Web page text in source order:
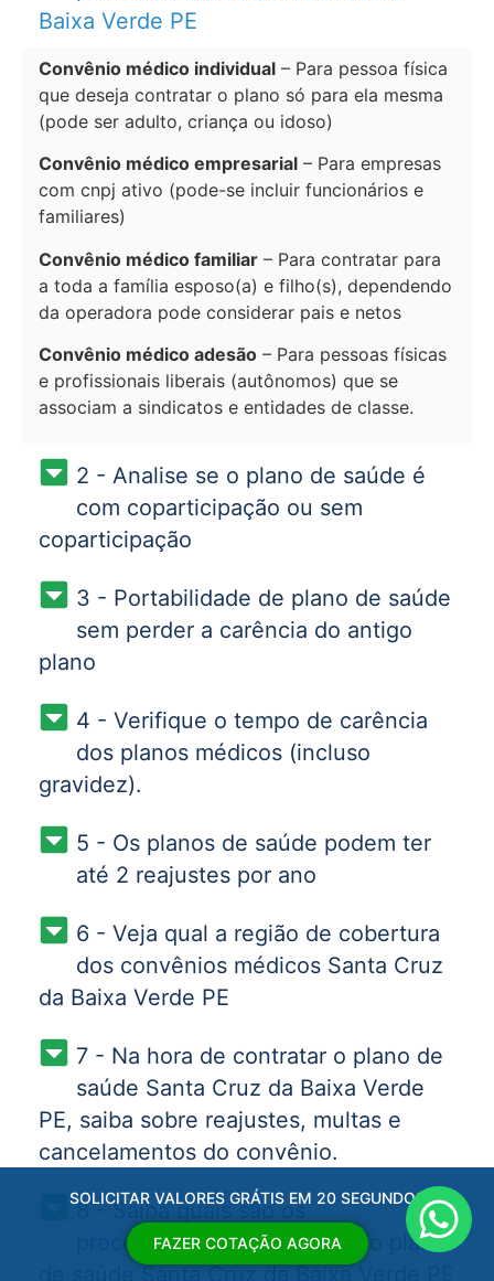
Baixa Verde PE
Convênio médico individual – Para pessoa física
que deseja contratar o plano só para ela mesma
(pode ser adulto, criança ou idoso)
Convênio médico empresarial – Para empresas
com cnpj ativo (pode-se incluir funcionários e
familiares)
Convênio médico familiar – Para contratar para
a toda a família esposo(a) e filho(s), dependendo
da operadora pode considerar pais e netos
Convênio médico adesão – Para pessoas físicas
e profissionais liberais (autônomos) que se
associam a sindicatos e entidades de classe.
2 - Analise se o plano de saúde é
com coparticipação ou sem
coparticipação
3 - Portabilidade de plano de saúde
sem perder a carência do antigo
plano
4 - Verifique o tempo de carência
dos planos médicos (incluso
gravidez).
5 - Os planos de saúde podem ter
até 2 reajustes por ano
6 - Veja qual a região de cobertura
dos convênios médicos Santa Cruz
da Baixa Verde PE
7 - Na hora de contratar o plano de
saúde Santa Cruz da Baixa Verde
PE, saiba sobre reajustes, multas e
cancelamentos do convênio.
8 - Saiba quais são os
procedimentos cobertos pelo plano
de saúde Santa Cruz da Baixa Verde PE
SOLICITAR VALORES GRÁTIS EM 20 SEGUNDOS
FAZER COTAÇÃO AGORA